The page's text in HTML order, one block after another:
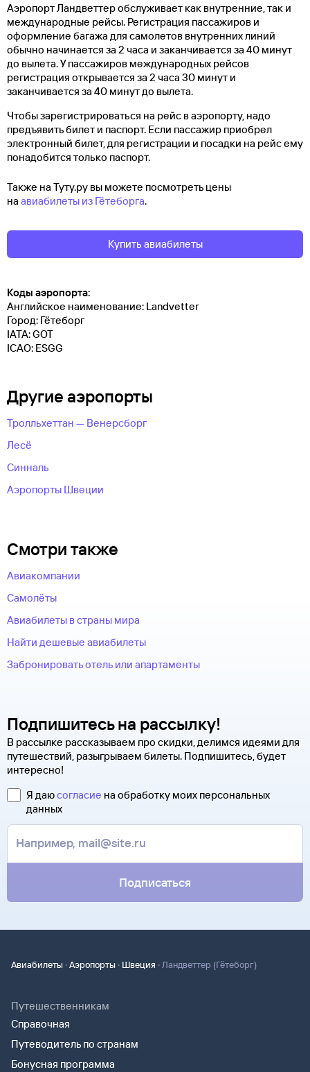
Аэропорт Ландветтер обслуживает как внутренние, так и
международные рейсы. Регистрация пассажиров и
оформление багажа для самолетов внутренних линий
обычно начинается за 2 часа и заканчивается за 40 минут
до вылета. У пассажиров международных рейсов
регистрация открывается за 2 часа 30 минут и
заканчивается за 40 минут до вылета.
Чтобы зарегистрироваться на рейс в аэропорту, надо
предъявить билет и паспорт. Если пассажир приобрел
электронный билет, для регистрации и посадки на рейс ему
понадобится только паспорт.
Также на Туту.ру вы можете посмотреть цены
на авиабилеты из Гётеборга.
Купить авиабилеты
Коды аэропорта:
Английское наименование: Landvetter
Город: Гётеборг
IATA: GOT
ICAO: ESGG
Другие аэропорты
Тролльхеттан — Венерсборг
Лесё
Синналь
Аэропорты Швеции
Смотри также
Авиакомпании
Самолёты
Авиабилеты в страны мира
Найти дешевые авиабилеты
Забронировать отель или апартаменты
Подпишитесь на рассылку!
В рассылке рассказываем про скидки, делимся идеями для
путешествий, разыгрываем билеты. Подпишитесь, будет
интересно!
Я даюсогласие на обработку моих персональных
данных
Подписаться
Авиабилеты ·Аэропорты · Швеция · Ландветтер (Гётеборг)
Путешественникам
Справочная
Путеводитель по странам
Бонусная программа